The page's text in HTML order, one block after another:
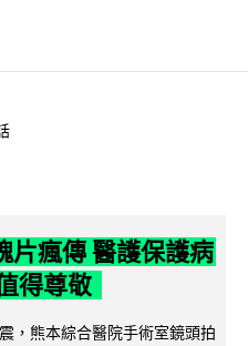
片瘋傳 醫護保護病
得尊敬
，熊本綜合醫院手術室鏡頭拍